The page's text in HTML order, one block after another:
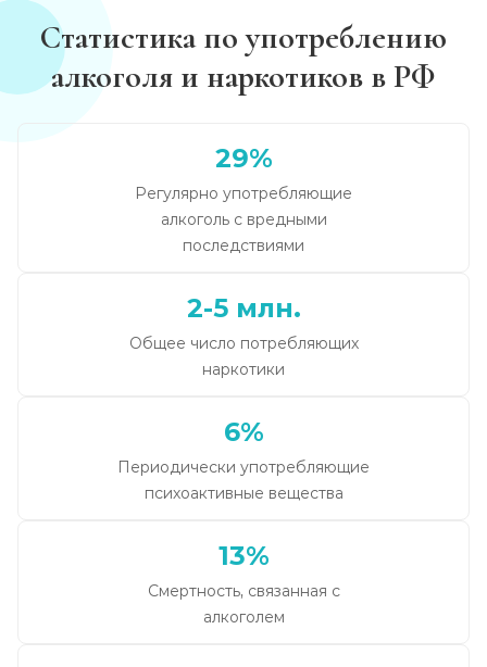
Статистика по употреблению
алкоголя и наркотиков в РФ
29%
Регулярно употребляющие
алкоголь с вредными
последствиями
2-5 млн.
Общее число потребляющих
наркотики
6%
Периодически употребляющие
психоактивные вещества
13%
Смертность, связанная с
алкоголем